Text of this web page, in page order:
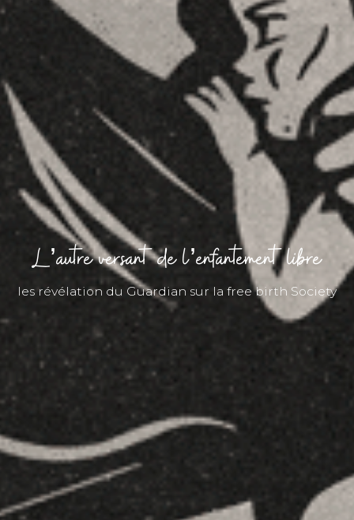
L’autre versant de l’enfantement libre
les révélation du Guardian sur la free birth Society